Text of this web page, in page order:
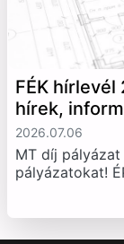
FÉK
hírek,
2026.07.06
MT díj
pályázatokat!